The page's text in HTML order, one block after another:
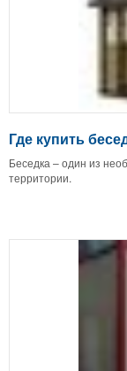
Где купить
Беседка – один из
территории.